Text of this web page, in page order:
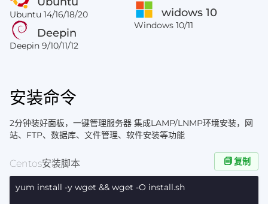
Ubuntu 14/16/18/20
Deepin
Deepin 9/10/11/12
widows 10
Windows 10/11
安装命令
2分钟装好面板，一键管理服务器 集成LAMP/LNMP环境安装，网
站、FTP、数据库、文件管理、软件安装等功能
Centos安装脚本
yum install -y wget && wget -O install.sh
复制